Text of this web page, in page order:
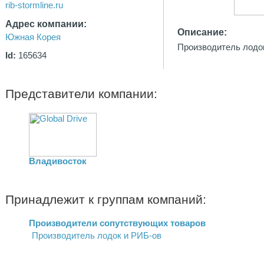
rib-stormline.ru
Адрес компании:
Южная Корея
Id: 165634
Описание:
Производитель
Представители компании:
Владивосток
Принадлежит к группам компаний:
Производители сопутствующих товаров
Производитель лодок и РИБ-ов